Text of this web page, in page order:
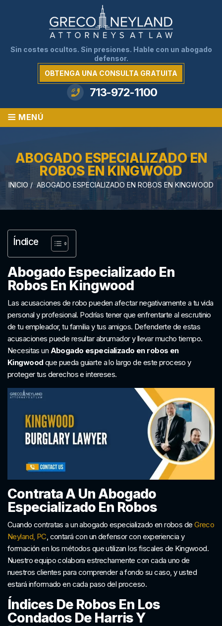
Sin costes ocultos. Sin presiones. Hable con un abogado
defensor.
OBTENGA UNA CONSULTA GRATUITA
713-972-1100
≡ MENÚ
ABOGADO ESPECIALIZADO EN
ROBOS EN KINGWOOD
INICIO /ABOGADO ESPECIALIZADO EN ROBOS EN KINGWOOD
Índice
Abogado Especializado En
Robos En Kingwood
Las acusaciones de robo pueden afectar negativamente a tu vida
personal y profesional. Podrías tener que enfrentarte al escrutinio
de tu empleador, tu familia y tus amigos. Defenderte de estas
acusaciones puede resultar abrumador y llevar mucho tiempo.
Necesitas un Abogado especializado en robos en
Kingwood que pueda guiarte a lo largo de este proceso y
proteger tus derechos e intereses.
Contrata A Un Abogado
Especializado En Robos
Cuando contratas a un abogado especializado en robos deGreco
Neyland, PC, contará con un defensor con experiencia y
formación en los métodos que utilizan los fiscales de Kingwood.
Nuestro equipo colabora estrechamente con cada uno de
nuestros clientes para comprender a fondo su caso, y usted
estará informado en cada paso del proceso.
Índices De Robos En Los
Condados De Harris Y